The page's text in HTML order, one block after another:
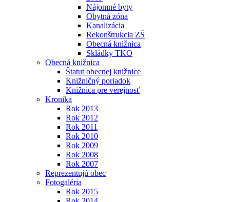
Nájomné byty
Obytná zóna
Kanalizácia
Rekonštrukcia ZŠ
Obecná knižnica
Skládky TKO
Obecná knižnica
Štatut obecnej knižnice
Knižničný poriadok
Knižnica pre verejnosť
Kronika
Rok 2013
Rok 2012
Rok 2011
Rok 2010
Rok 2009
Rok 2008
Rok 2007
Reprezentujú obec
Fotogaléria
Rok 2015